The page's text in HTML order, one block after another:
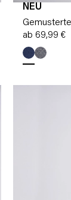
NEU
ab 69,99 €